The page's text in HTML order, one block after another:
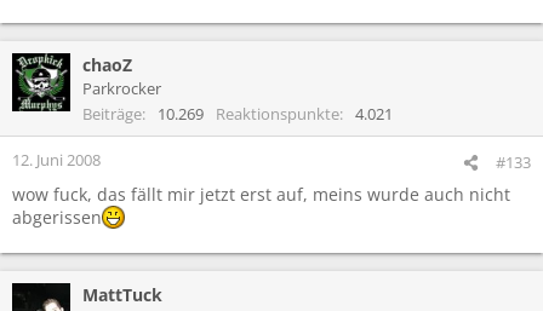
chaoZ
Parkrocker
Beiträge
10.269 Reaktionspunkte 4.021
12. Juni 2008 #133
wow fuck, das fällt mir jetzt erst auf, meins wurde auch nicht
abgerissen
MattTuck